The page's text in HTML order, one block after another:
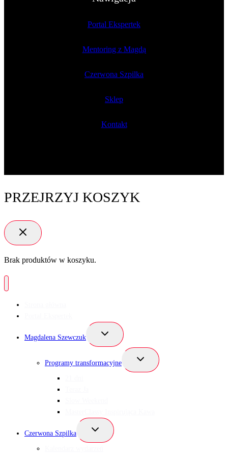
Portal Ekspertek
Mentoring z Magdą
Czerwona Szpilka
Sklep
Kontakt
PRZEJRZYJ KOSZYK
Brak produktów w koszyku.
Magdalena Szewczuk
Przełącz
podrzędne
Programy transformacyjne
Przełącz
podrzędne
Czerwona Szpilka
Przełącz
podrzędne